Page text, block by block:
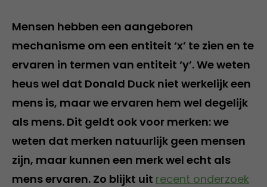
Mensen hebben een aangeboren
mechanisme om een entiteit ‘x’ te zien en te
ervaren in termen van entiteit ‘y’. We weten
heus wel dat Donald Duck niet werkelijk een
mens is, maar we ervaren hem wel degelijk
als mens. Dit geldt ook voor merken: we
weten dat merken natuurlijk geen mensen
zijn, maar kunnen een merk wel echt als
mens ervaren. Zo blijkt uit recent onderzoek